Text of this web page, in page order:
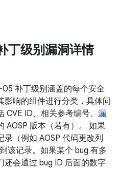
丁级别漏洞详情
补丁级别涵盖的每个安全
响的组件进行分类，具体问
ID、相关参考编号、 漏
AOSP 版本（若有）。 如果
（例如 AOSP 代码更改列
该记录。如果某个 bug 有多
会通过 bug ID 后面的数字